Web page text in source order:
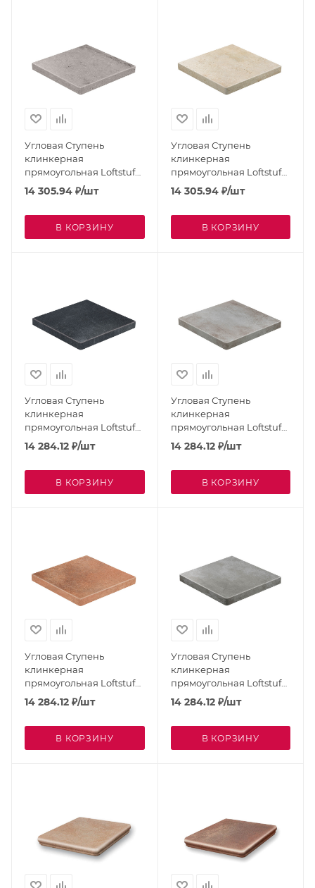
Угловая Ступень
клинкерная
прямоугольная Loftstufe
STROEHER Gravel Blend
Grey 9441-962
14 305.94 ₽/шт
В КОРЗИНУ
Угловая Ступень
клинкерная
прямоугольная Loftstufe
STROEHER Gravel Blend
Beige 9441-960
14 305.94₽/шт
В КОРЗИНУ
Угловая Ступень
клинкерная
прямоугольная Loftstufe
STROEHER Keraplatte
Aera Anthra 9441-717
14 284.12 ₽/шт
В КОРЗИНУ
Угловая Ступень
клинкерная
прямоугольная Loftstufe
STROEHER Keraplatte
Aera Beton 9441-705
14 284.12₽/шт
В КОРЗИНУ
Угловая Ступень
клинкерная
прямоугольная Loftstufe
STROEHER Keraplatte
Aera Camaro 9441-755
14 284.12 ₽/шт
В КОРЗИНУ
Угловая Ступень
клинкерная
прямоугольная Loftstufe
STROEHER Keraplatte
Aera Crio 9441-710
14 284.12₽/шт
В КОРЗИНУ